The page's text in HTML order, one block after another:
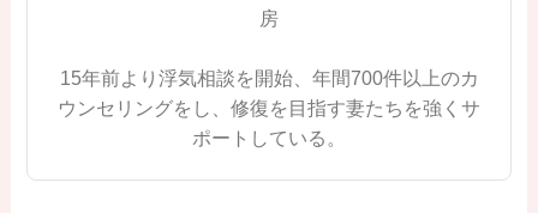
房
15年前より浮気相談を開始、年間700件以上のカ
ウンセリングをし、修復を目指す妻たちを強くサ
ポートしている。